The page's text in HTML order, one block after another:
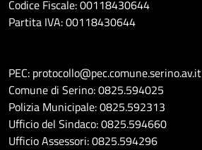
Codice Fiscale: 00118430644
Partita IVA: 00118430644
PEC: protocollo@pec.comune.serino.av.it
Comune di Serino: 0825.594025
Polizia Municipale: 0825.592313
Ufficio del Sindaco: 0825.594660
Ufficio Assessori: 0825.594296